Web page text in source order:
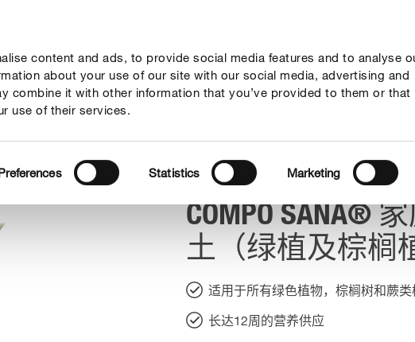
content and ads, to provide social media features and to analyse
about your use of our site with our social media, advertising and
combine it with other information that you’ve provided to them or that
use of their services.
Statistics Marketing
植物护理贴士 服务 关于我们
土（绿植及棕榈植物型）
COMPO SANA®
土（绿植及棕榈
适用于所有绿色植物，棕榈树和蕨
长达12周的营养供应